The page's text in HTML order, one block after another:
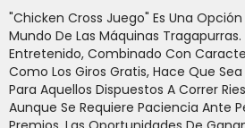
"Chicken Cross Juego" Es Una
Mundo De Las Máquinas Tragapurras.
Entretenido, Combinado Con
Como Los Giros Gratis, Hace Que
Para Aquellos Dispuestos A Correr
Aunque Se Requiere Paciencia Ante